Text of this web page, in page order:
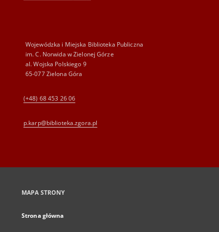
Wojewódzka i Miejska Biblioteka Publiczna
im. C. Norwida w Zielonej Górze
al. Wojska Polskiego 9
65-077 Zielona Góra
(+48) 68 453 26 06
p.karp@biblioteka.zgora.pl
MAPA STRONY
Strona główna